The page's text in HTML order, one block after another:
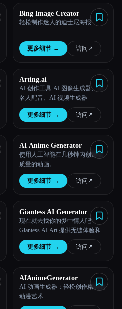
Bing Image Creator
轻松制作迷人的迪士尼海报
更多细节 → 访问 ↗︎
Arting.ai
AI 创作工具-AI 图像生成器、AI
名人配音、AI 视频生成器
更多细节 → 访问 ↗︎
AI Anime Generator
使用人工智能在几秒钟内创建高
质量的动画。
更多细节 → 访问 ↗︎
Giantess AI Generator
现在就去找你的梦中情人吧！
Giantess AI Art 提供无缝体验和专
业品质的结果。
更多细节 → 访问 ↗︎
AIAnimeGenerator
AI 动画生成器：轻松创作精美的
动漫艺术